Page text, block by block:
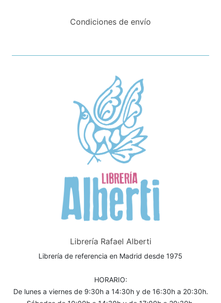
Condiciones de envío
Librería Rafael Alberti
Librería de referencia en Madrid desde 1975
HORARIO:
De lunes a viernes de 9:30h a 14:30h y de 16:30h a 20:30h.